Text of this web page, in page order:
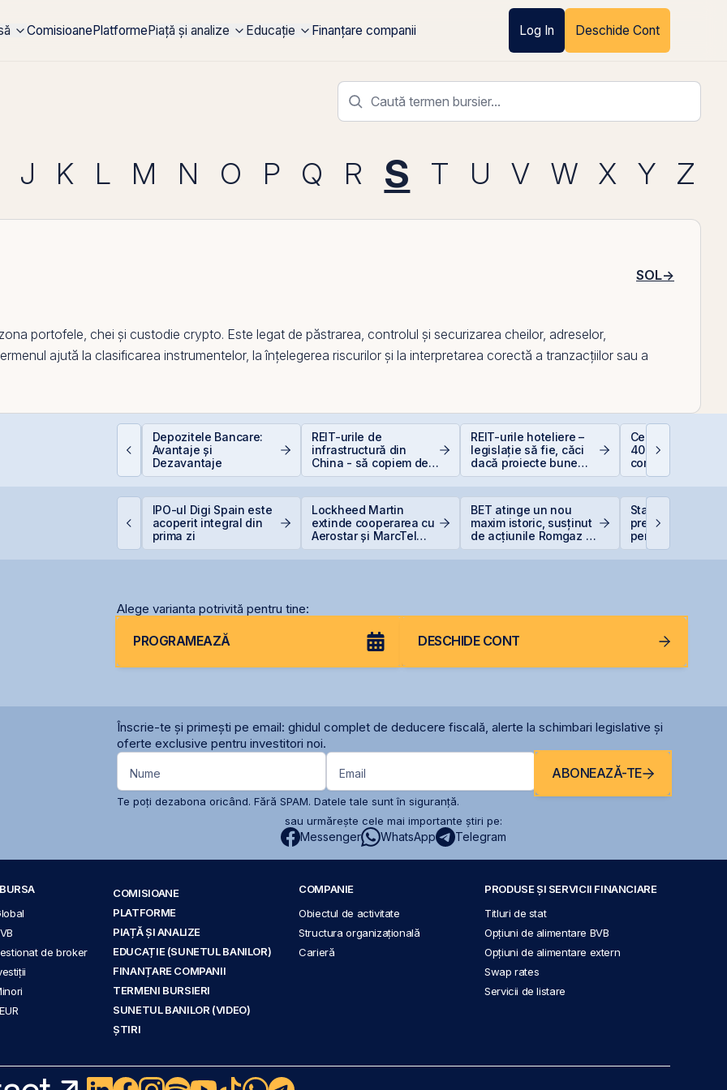
ComisioanePlatformePiață și analize Educație Finanțare companii Log In Deschide Cont
J K L M N O P Q R S T U V W X Y Z
SOL→
portofele, chei și custodie crypto. Este legat de păstrarea, controlul și securizarea cheilor, adreselor,
ajută la clasificarea instrumentelor, la înțelegerea riscurilor și la interpretarea corectă a tranzacțiilor sau a
Depozitele Bancare:
Avantaje și
Dezavantaje
REIT-urile de
infrastructură din
China - să copiem de
la cel ce copiază?!
REIT-urile hoteliere –
legislație să fie, căci
dacă proiecte bune
sunt și banii se găsesc
Ce este
400 EUR — Ghid
complet
IPO-ul Digi Spain este
acoperit integral din
prima zi
Lockheed Martin
extinde cooperarea cu
Aerostar și MarcTel
BET atinge un nou
maxim istoric, susținut
de acțiunile Romgaz și
Statul român
pregătește
pentru achiziția
gazelor Neptun
Alege varianta potrivită pentru tine:
PROGRAMEAZĂ DESCHIDE CONT
Înscrie-te și primești pe email: ghidul complet de deducere fiscală, alerte la schimbari legislative și
oferte exclusive pentru investitori noi.
Nume Email ABONEAZĂ-TE
Te poți dezabona oricând. Fără SPAM. Datele tale sunt în siguranță.
sau urmărește cele mai importante știri pe:
Messenger WhatsApp Telegram
de broker
COMISIOANE
PLATFORME
PIAȚĂ ȘI ANALIZE
EDUCAȚIE (SUNETUL BANILOR)
FINANȚARE COMPANII
TERMENI BURSIERI
SUNETUL BANILOR (VIDEO)
ȘTIRI
COMPANIE
Obiectul de activitate
Structura organizațională
Carieră
PRODUSE ȘI SERVICII FINANCIARE
Titluri de stat
Opțiuni de alimentare BVB
Opțiuni de alimentare extern
Swap rates
Servicii de listare